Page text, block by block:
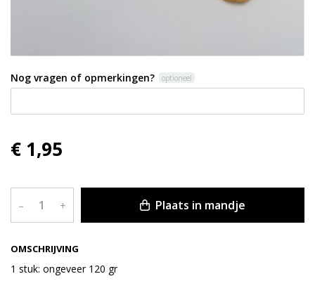
OMSCHRIJVING
1 stuk: ongeveer 120 gr
Nog vragen of opmerkingen? optioneel
€ 1,95
– + Plaats in mandje